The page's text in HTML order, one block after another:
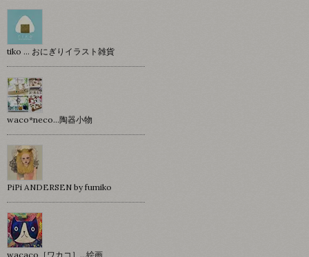
tiko … おにぎりイラスト雑貨
waco*neco...陶器小物
PiPi ANDERSEN by fumiko
wacaco［ワカコ］…絵画